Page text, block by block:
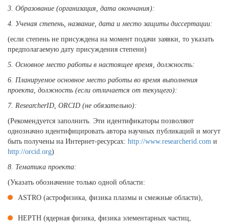
3. Образование (организация, дата окончания):
4. Ученая степень, название, дата и место защиты диссертации:
(если степень не присуждена на момент подачи заявки, то указать
предполагаемую дату присуждения степени)
5. Основное место работы в настоящее время, должность:
6. Планируемое основное место работы во время выполнения
проекта, должность (если отличается от текущего):
7. ResearcherID, ORCID (не обязательно):
(Рекомендуется заполнить. Эти идентификаторы позволяют
однозначно идентифицировать автора научных публикаций и могут
быть получены на Интернет-ресурсах: http://www.researcherid.com и
http://orcid.org)
8. Тематика проекта:
(Указать обозначение только одной области:
ASTRO (астрофизика, физика плазмы и смежные области),
HEPTH (ядерная физика, физика элементарных частиц,